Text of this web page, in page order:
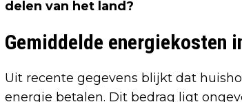
delen van het land?
Gemiddelde energiekosten
Uit recente gegevens blijkt dat
energie betalen. Dit bedrag ligt